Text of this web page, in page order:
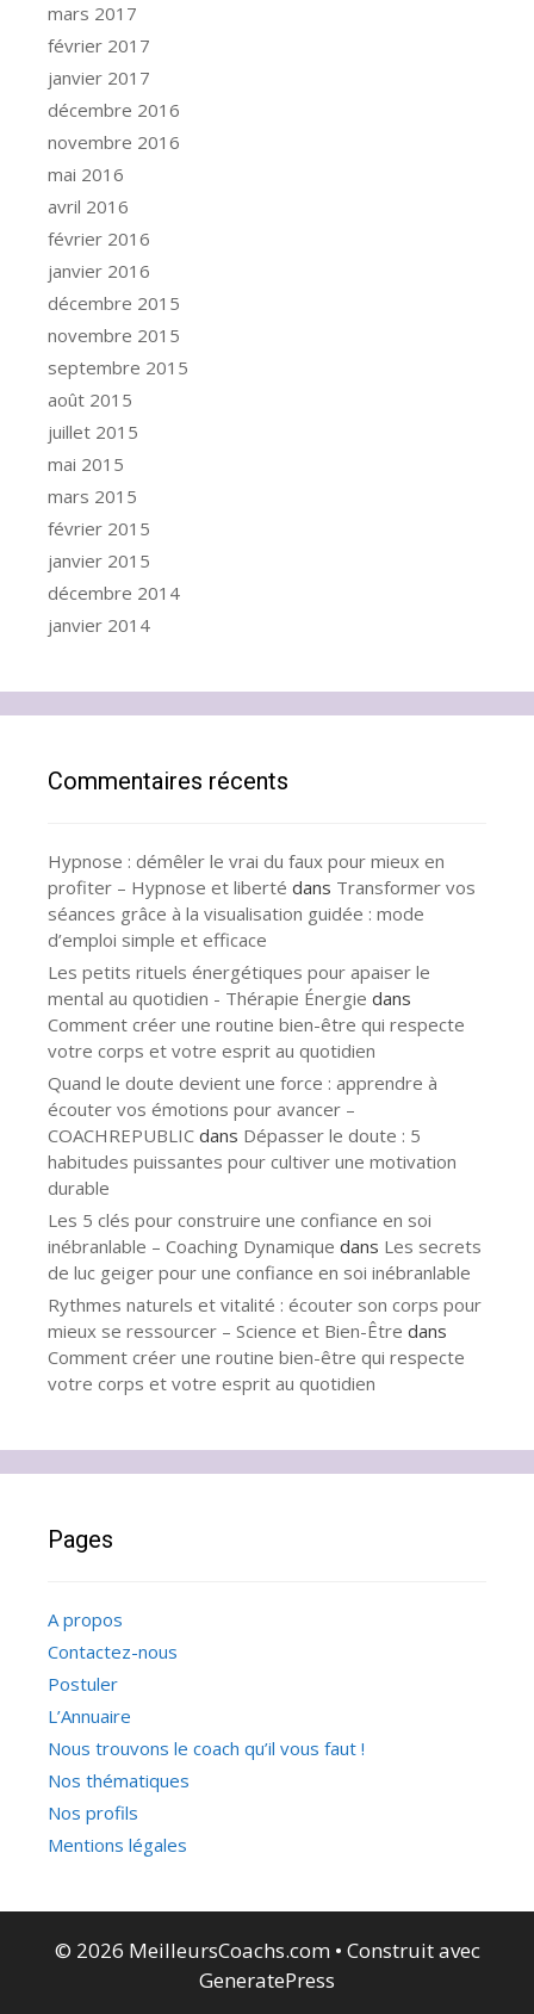
mars 2017
février 2017
janvier 2017
décembre 2016
novembre 2016
mai 2016
avril 2016
février 2016
janvier 2016
décembre 2015
novembre 2015
septembre 2015
août 2015
juillet 2015
mai 2015
mars 2015
février 2015
janvier 2015
décembre 2014
janvier 2014
Commentaires récents
Hypnose : démêler le vrai du faux pour mieux en
profiter – Hypnose et liberté dans Transformer vos
séances grâce à la visualisation guidée : mode
d’emploi simple et efficace
Les petits rituels énergétiques pour apaiser le
mental au quotidien - Thérapie Énergie dans
Comment créer une routine bien-être qui respecte
votre corps et votre esprit au quotidien
Quand le doute devient une force : apprendre à
écouter vos émotions pour avancer –
COACHREPUBLIC dans Dépasser le doute : 5
habitudes puissantes pour cultiver une motivation
durable
Les 5 clés pour construire une confiance en soi
inébranlable – Coaching Dynamique dans Les secrets
de luc geiger pour une confiance en soi inébranlable
Rythmes naturels et vitalité : écouter son corps pour
mieux se ressourcer – Science et Bien-Être dans
Comment créer une routine bien-être qui respecte
votre corps et votre esprit au quotidien
Pages
A propos
Contactez-nous
Postuler
L’Annuaire
Nous trouvons le coach qu’il vous faut !
Nos thématiques
Nos profils
Mentions légales
© 2026 MeilleursCoachs.com• Construit avec
GeneratePress